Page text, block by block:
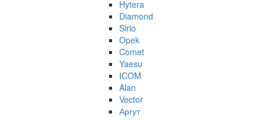
Hytera
Diamond
Sirio
Opek
Comet
Yaesu
ICOM
Alan
Vector
Аргут